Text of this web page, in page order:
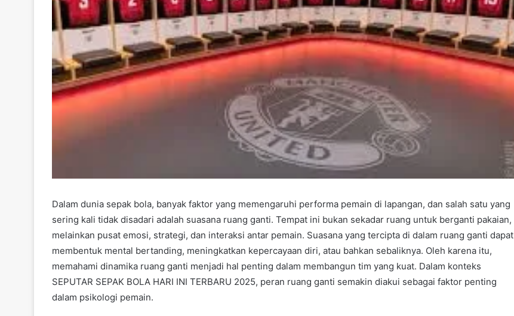
Dalam dunia sepak bola, banyak faktor yang memengaruhi performa pemain di lapangan, dan salah satu yang
sering kali tidak disadari adalah suasana ruang ganti. Tempat ini bukan sekadar ruang untuk berganti pakaian,
melainkan pusat emosi, strategi, dan interaksi antar pemain. Suasana yang tercipta di dalam ruang ganti dapat
membentuk mental bertanding, meningkatkan kepercayaan diri, atau bahkan sebaliknya. Oleh karena itu,
memahami dinamika ruang ganti menjadi hal penting dalam membangun tim yang kuat. Dalam konteks
SEPUTAR SEPAK BOLA HARI INI TERBARU 2025, peran ruang ganti semakin diakui sebagai faktor penting
dalam psikologi pemain.